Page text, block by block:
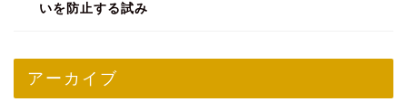
いを防止する試み
アーカイブ